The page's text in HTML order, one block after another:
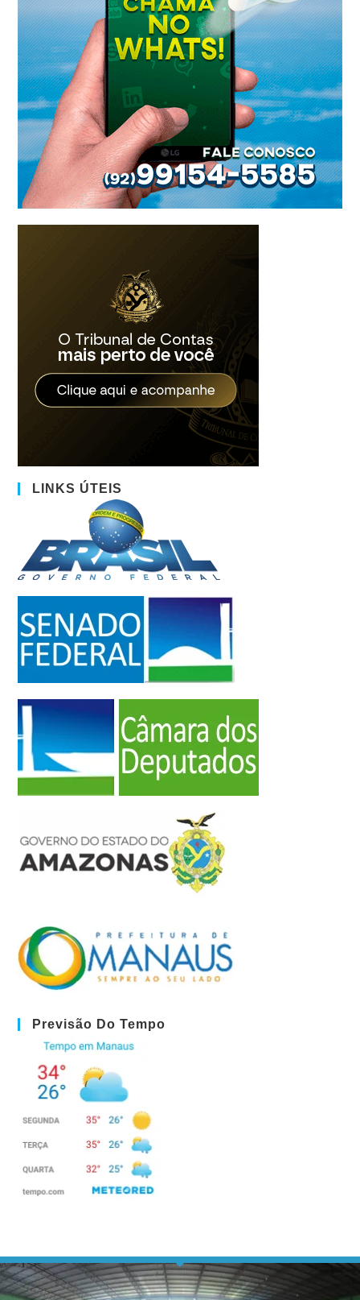
LINKS ÚTEIS
Previsão Do Tempo